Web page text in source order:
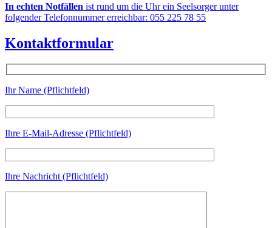
In echten Notfällen ist rund um die Uhr ein Seelsorger unter
folgender Telefonnummer erreichbar: 055 225 78 55
Kontaktformular
Ihr Name (Pflichtfeld)
Ihre E-Mail-Adresse (Pflichtfeld)
Ihre Nachricht (Pflichtfeld)